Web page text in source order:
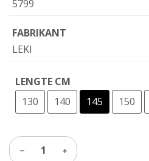
5799
FABRIKANT
LEKI
LENGTE CM
130
140 145 150
1